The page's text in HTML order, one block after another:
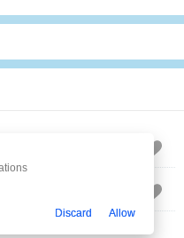
Discard Allow